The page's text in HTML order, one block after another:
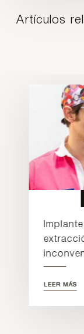
Artículos
LEER MÁS